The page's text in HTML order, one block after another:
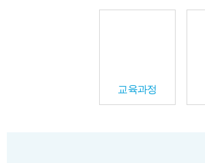
교육과정